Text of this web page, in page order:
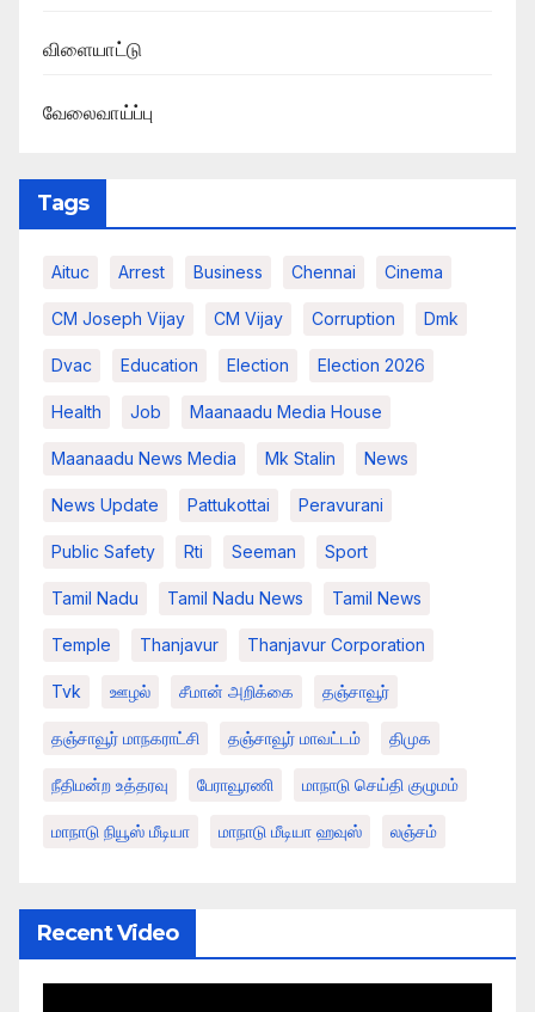
விளையாட்டு
வேலைவாய்ப்பு
Tags
Aituc Arrest Business Chennai Cinema
CM Joseph Vijay CM Vijay Corruption Dmk
Dvac Education Election Election 2026
Health Job Maanaadu Media House
Maanaadu News Media Mk Stalin News
News Update Pattukottai Peravurani
Public Safety Rti Seeman Sport
Tamil Nadu Tamil Nadu News Tamil News
Temple Thanjavur Thanjavur Corporation
Tvk ஊழல் சீமான் அறிக்கை தஞ்சாவூர்
தஞ்சாவூர் மாநகராட்சி தஞ்சாவூர் மாவட்டம் திமுக
நீதிமன்ற உத்தரவு பேராவூரணி மாநாடு செய்தி குழுமம்
மாநாடு நியூஸ் மீடியா மாநாடு மீடியா ஹவுஸ் லஞ்சம்
Recent Video